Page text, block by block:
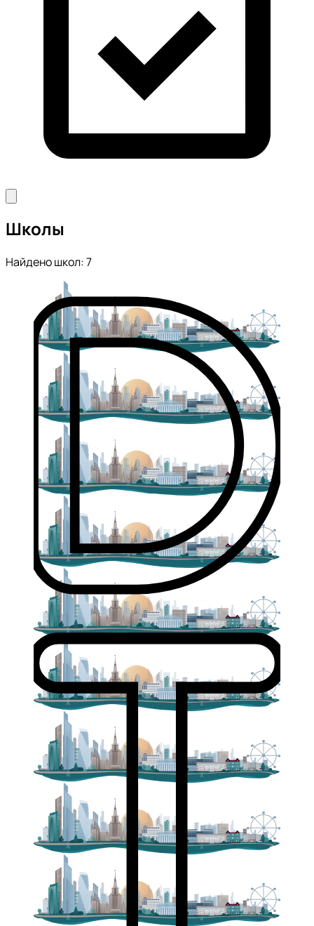
Школы
Найдено школ: 7